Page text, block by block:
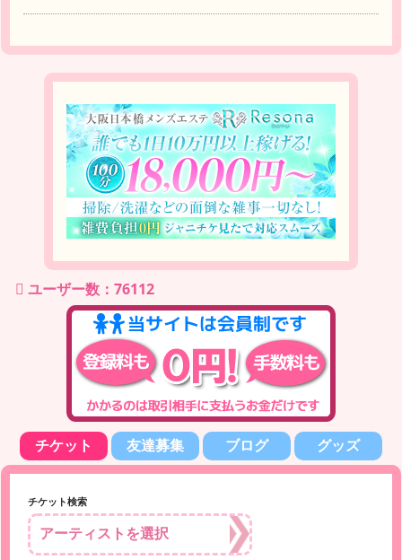
ユーザー数：76112
チケット 友達募集 ブログ グッズ
チケット検索